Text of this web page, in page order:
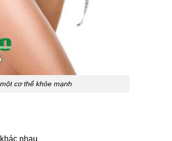
cơ thể khỏe mạnh
nhau